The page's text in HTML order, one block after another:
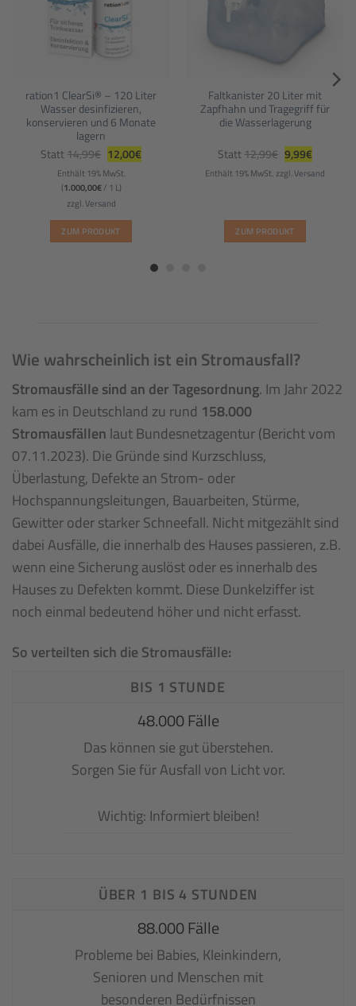
ration1 ClearSi® – 120 Liter
Wasser desinfizieren,
konservieren und 6 Monate
lagern
Statt 14,99€ Ursprünglicher
Preis
war:
14,99€
12,00€Aktueller
Preis
Enthält 19% MwSt.
(1.000,00€/ 1 L)
zzgl.Versand
ZUM PRODUKT
Faltkanister 20 Liter mit
Zapfhahn und Tragegriff für
die Wasserlagerung
Statt 12,99€ Ursprünglicher
Preis
war:
12,99€
9,99€Aktueller
Preis
ist:
9,99€.
Enthält 19% MwSt.zzgl.Versand
ZUM PRODUKT
Wie wahrscheinlich ist ein Stromausfall?
Stromausfälle sind an der Tagesordnung. Im Jahr 2022
kam es in Deutschland zu rund 158.000
Stromausfällen laut Bundesnetzagentur (Bericht vom
07.11.2023). Die Gründe sind Kurzschluss,
Überlastung, Defekte an Strom- oder
Hochspannungsleitungen, Bauarbeiten, Stürme,
Gewitter oder starker Schneefall. Nicht mitgezählt sind
dabei Ausfälle, die innerhalb des Hauses passieren, z.B.
wenn eine Sicherung auslöst oder es innerhalb des
Hauses zu Defekten kommt. Diese Dunkelziffer ist
noch einmal bedeutend höher und nicht erfasst.
So verteilten sich die Stromausfälle:
BIS 1 STUNDE
48.000 Fälle
Das können sie gut überstehen.
Sorgen Sie für Ausfall von Licht vor.
Wichtig: Informiert bleiben!
ÜBER 1 BIS 4 STUNDEN
88.000 Fälle
Probleme bei Babies, Kleinkindern,
Senioren und Menschen mit
besonderen Bedürfnissen